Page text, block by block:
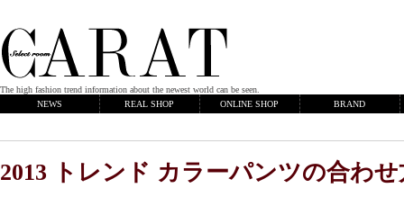
The high fashion trend information about the newest world can be seen.
NEWS
REAL SHOP ONLINE SHOP BRAND
2013 トレンド カラーパンツの合わせ